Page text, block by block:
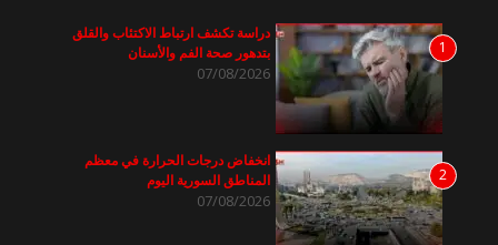
1
دراسة تكشف ارتباط الاكتئاب والقلق
بتدهور صحة الفم والأسنان
07/08/2026
2
انخفاض درجات الحرارة في معظم
المناطق السورية اليوم
07/08/2026